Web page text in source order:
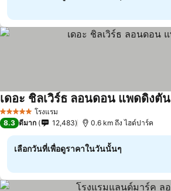
5 ดาว โรงแรม
เดอะ ชิลเวิร์ธ ลอนดอน แพดดิงตัน
8.3 ดีมาก 12,483 0.6 km ถึง ไฮด์ปาร์ค
เลือกวันที่เพื่อดูราคาในวันนั้นๆ